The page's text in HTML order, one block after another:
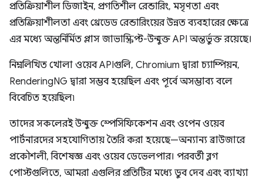
প্রতিক্রিয়াশীল ডিজাইন, প্রগতিশীল রেন্ডারিং, মসৃণতা এবং
প্রতিক্রিয়াশীলতা এবং থ্রেডেড রেন্ডারিংয়ের উন্নত ব্যবহারের ক্ষেত্রে
এর মধ্যে অন্তর্নির্মিত প্লাস জাভাস্ক্রিপ্ট-উন্মুক্ত API অন্তর্ভুক্ত রয়েছে।
নিম্নলিখিত খোলা ওয়েব APIগুলি, Chromium দ্বারা চ্যাম্পিয়ন,
RenderingNG দ্বারা সম্ভব হয়েছিল এবং পূর্বে অসম্ভাব্য বলে
বিবেচিত হয়েছিল৷
তাদের সকলেরই উন্মুক্ত স্পেসিফিকেশন এবং ওপেন ওয়েব
পার্টনারদের সহযোগিতায় তৈরি করা হয়েছে—অন্যান্য ব্রাউজারে
প্রকৌশলী, বিশেষজ্ঞ এবং ওয়েব ডেভেলপার। পরবর্তী ব্লগ
পোস্টগুলিতে, আমরা এগুলির প্রতিটির মধ্যে ডুব দেব এবং ব্যাখ্যা